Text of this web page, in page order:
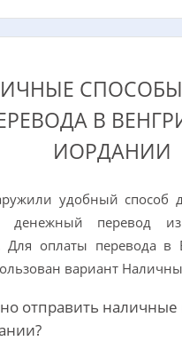
В
ИОРДАНИИ
удобный способ
денежный перевод
Для оплаты перевода в
вариант
отправить